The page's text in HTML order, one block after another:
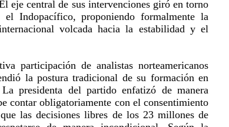
eje central de sus intervenciones giró en torno
Indopacífico, proponiendo formalmente la
volcada hacia la estabilidad y el
participación de analistas norteamericanos
la postura tradicional de su formación en
presidenta del partido enfatizó de manera
contar obligatoriamente con el consentimiento
las decisiones libres de los 23 millones de